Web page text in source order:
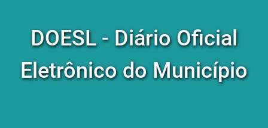
DOESL - Diário Oficial
Eletrônico do Município